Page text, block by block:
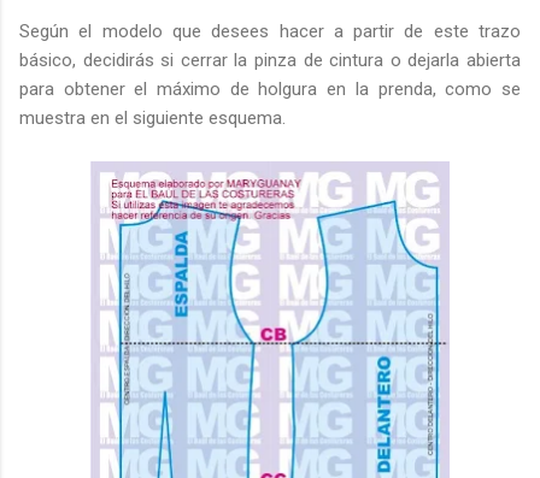
Según el modelo que desees hacer a partir de este trazo
básico, decidirás si cerrar la pinza de cintura o dejarla abierta
para obtener el máximo de holgura en la prenda, como se
muestra en el siguiente esquema.